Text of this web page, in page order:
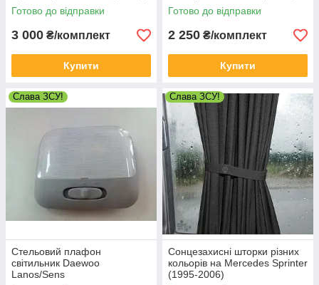
Готово до відправки
3 000 ₴/комплект
Купити
Готово до відправки
2 250 ₴/комплект
Купити
Слава ЗСУ!
Стельовий плафон
світильник Daewoo
Lanos/Sens
Слава ЗСУ!
Сонцезахисні шторки різних
кольорів на Mercedes Sprinter
(1995-2006)